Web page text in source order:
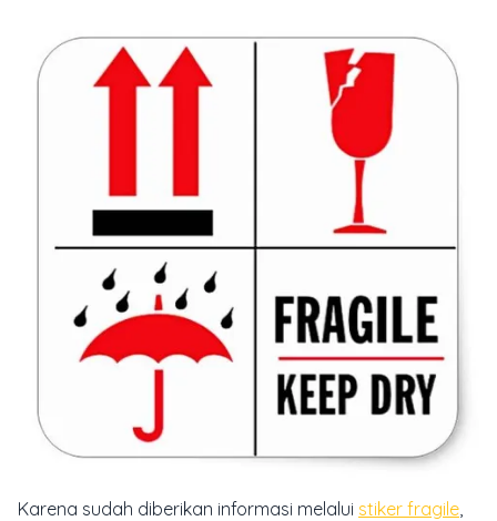
Karena sudah diberikan informasi melalui stiker fragile